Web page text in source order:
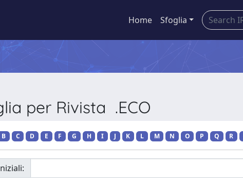
Home Sfoglia
per Rivista .ECO
B C D E F G H I J K L M N O P Q R